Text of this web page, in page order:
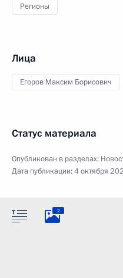
Регионы
Лица
Егоров Максим Борисович
Статус материала
Опубликован в разделах:
Дата публикации:4 октября
2